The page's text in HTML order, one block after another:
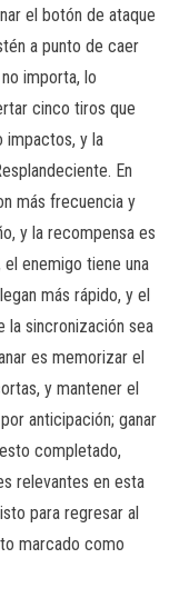
el botón de ataque
a punto de caer
importa, lo
cinco tiros que
impactos, y la
En
más frecuencia y
y la recompensa es
enemigo tiene una
más rápido, y el
la sincronización sea
es memorizar el
y mantener el
anticipación; ganar
completado,
relevantes en esta
para regresar al
marcado como